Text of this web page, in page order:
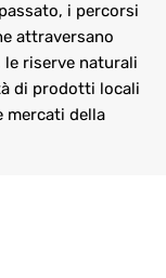
i percorsi
attraversano
le riserve naturali
di prodotti locali
della